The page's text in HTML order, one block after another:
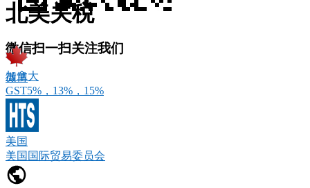
微信扫一扫关注我们
微博
北美关税
加拿大
GST5%，13%，15%
美国
美国国际贸易委员会